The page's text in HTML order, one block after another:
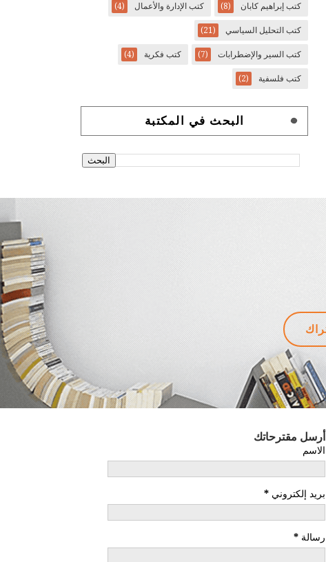
كتب إبراهيم كابان (8) كتب الإدارة والأعمال (4)
كتب التحليل السياسي (21)
كتب السير والإضطرابات (7) كتب فكرية (4)
كتب فلسفية (2)
البحث في المكتبة
أرسل مقترحاتك
الاسم
بريد إلكتروني*
رسالة*